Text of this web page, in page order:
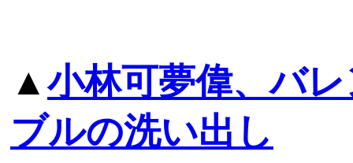
▲小林可夢偉、バ
ブルの洗い出し